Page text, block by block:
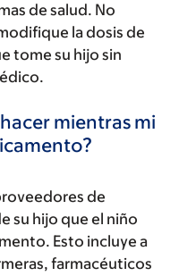
de salud. No
la dosis de
tome su hijo sin
mientras mi
de
su hijo que el niño
Esto incluye a
farmacéuticos